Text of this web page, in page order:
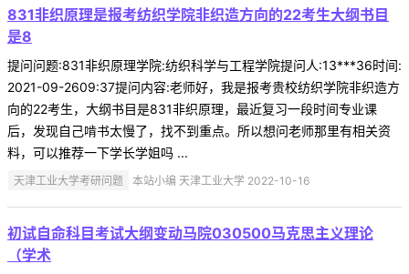
831非织原理是报考纺织学院非织造方向的22考生大纲书目
是8
提问问题:831非织原理学院:纺织科学与工程学院提问人:13***36时间:
2021-09-2609:37提问内容:老师好，我是报考贵校纺织学院非织造方
向的22考生，大纲书目是831非织原理，最近复习一段时间专业课
后，发现自己啃书太慢了，找不到重点。所以想问老师那里有相关资
料，可以推荐一下学长学姐吗 ...
天津工业大学考研问题 本站小编 天津工业大学 2022-10-16
初试自命科目考试大纲变动马院030500马克思主义理论
（学术